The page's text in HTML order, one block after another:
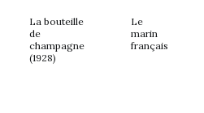
La bouteille
de
champagne
(1928)
Le
marin
français